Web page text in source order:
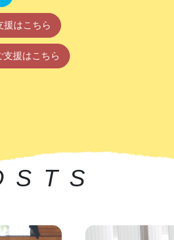
援はこちら
支援はこちら